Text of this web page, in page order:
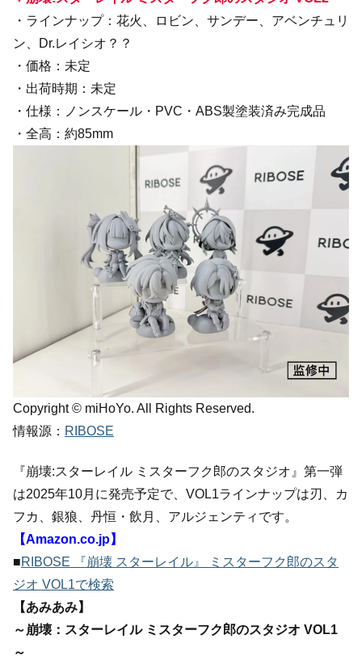
・ラインナップ：花火、ロビン、サンデー、アベンチュリ
ン、Dr.レイシオ？？
・価格：未定
・出荷時期：未定
・仕様：ノンスケール・PVC・ABS製塗装済み完成品
・全高：約85mm
Copyright © miHoYo. All Rights Reserved.
情報源： RIBOSE
『崩壊:スターレイル ミスターフク郎のスタジオ』第一弾
は2025年10月に発売予定で、VOL1ラインナップは刃、カ
フカ、銀狼、丹恒・飲月、アルジェンティです。
【Amazon.co.jp】
■RIBOSE 『崩壊 スターレイル』 ミスターフク郎のスタ
ジオ VOL1で検索
【あみあみ】
～崩壊：スターレイル ミスターフク郎のスタジオ VOL1
～